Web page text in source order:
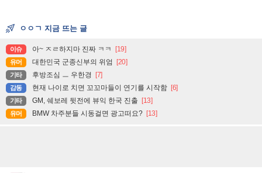
ㅇㅇㄱ 지금 뜨는 글
이슈 아~ ㅈㄹ하지마 진짜 ㅋㅋ [19]
유머 대한민국 군종신부의 위엄 [20]
기타 후방조심 ㅡ 우한경 [7]
감동 현재 나이로 치면 꼬꼬마들이 연기를 시작함 [6]
기타 GM, 쉐보레 뒷전에 뷰익 한국 진출 [13]
유머 BMW 차주분들 시동걸면 광고떠요? [13]